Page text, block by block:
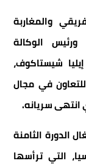
والمغاربة
ورئيس الوكالة
شيستاكوف،
في مجال
انتهى سريانه.
الدورة الثامنة
التي ترأسها